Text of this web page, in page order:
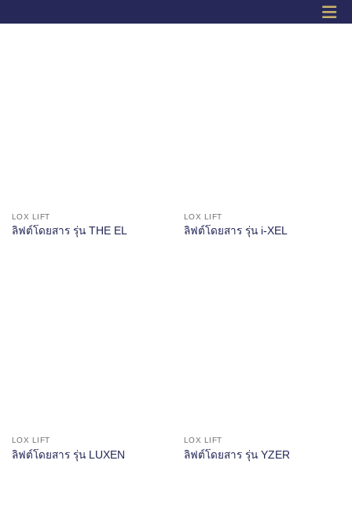
LOX LIFT
ลิฟต์โดยสาร รุ่น THE EL
LOX LIFT
ลิฟต์โดยสาร รุ่น i-XEL
LOX LIFT
ลิฟต์โดยสาร รุ่น LUXEN
LOX LIFT
ลิฟต์โดยสาร รุ่น YZER